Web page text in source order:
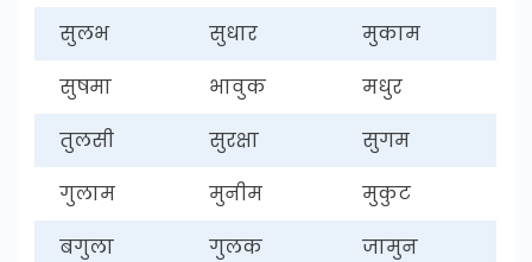
सुलभ सुधार
मुकाम
सुषमा
भावुक
मधुर
तुलसी
सुरक्षा
सुगम
गुलाम
मुनीम
मुकुट
बगुला
गुलक
जामुन